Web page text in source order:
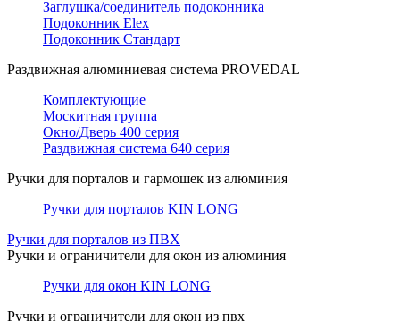
Заглушка/соединитель подоконника
Подоконник Elex
Подоконник Стандарт
Раздвижная алюминиевая система PROVEDAL
Комплектующие
Москитная группа
Окно/Дверь 400 серия
Раздвижная система 640 серия
Ручки для порталов и гармошек из алюминия
Ручки для порталов KIN LONG
Ручки для порталов из ПВХ
Ручки и ограничители для окон из алюминия
Ручки для окон KIN LONG
Ручки и ограничители для окон из пвх